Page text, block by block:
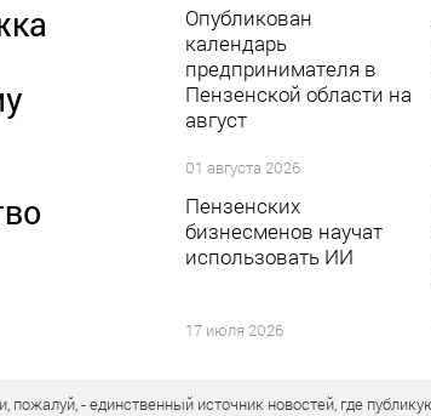
Опубликован
календарь
предпринимателя в
Пензенской области на
август
01 августа 2026
Пензенских
бизнесменов научат
использовать ИИ
17 июля 2026
пожалуй, - единственный источник новостей, где